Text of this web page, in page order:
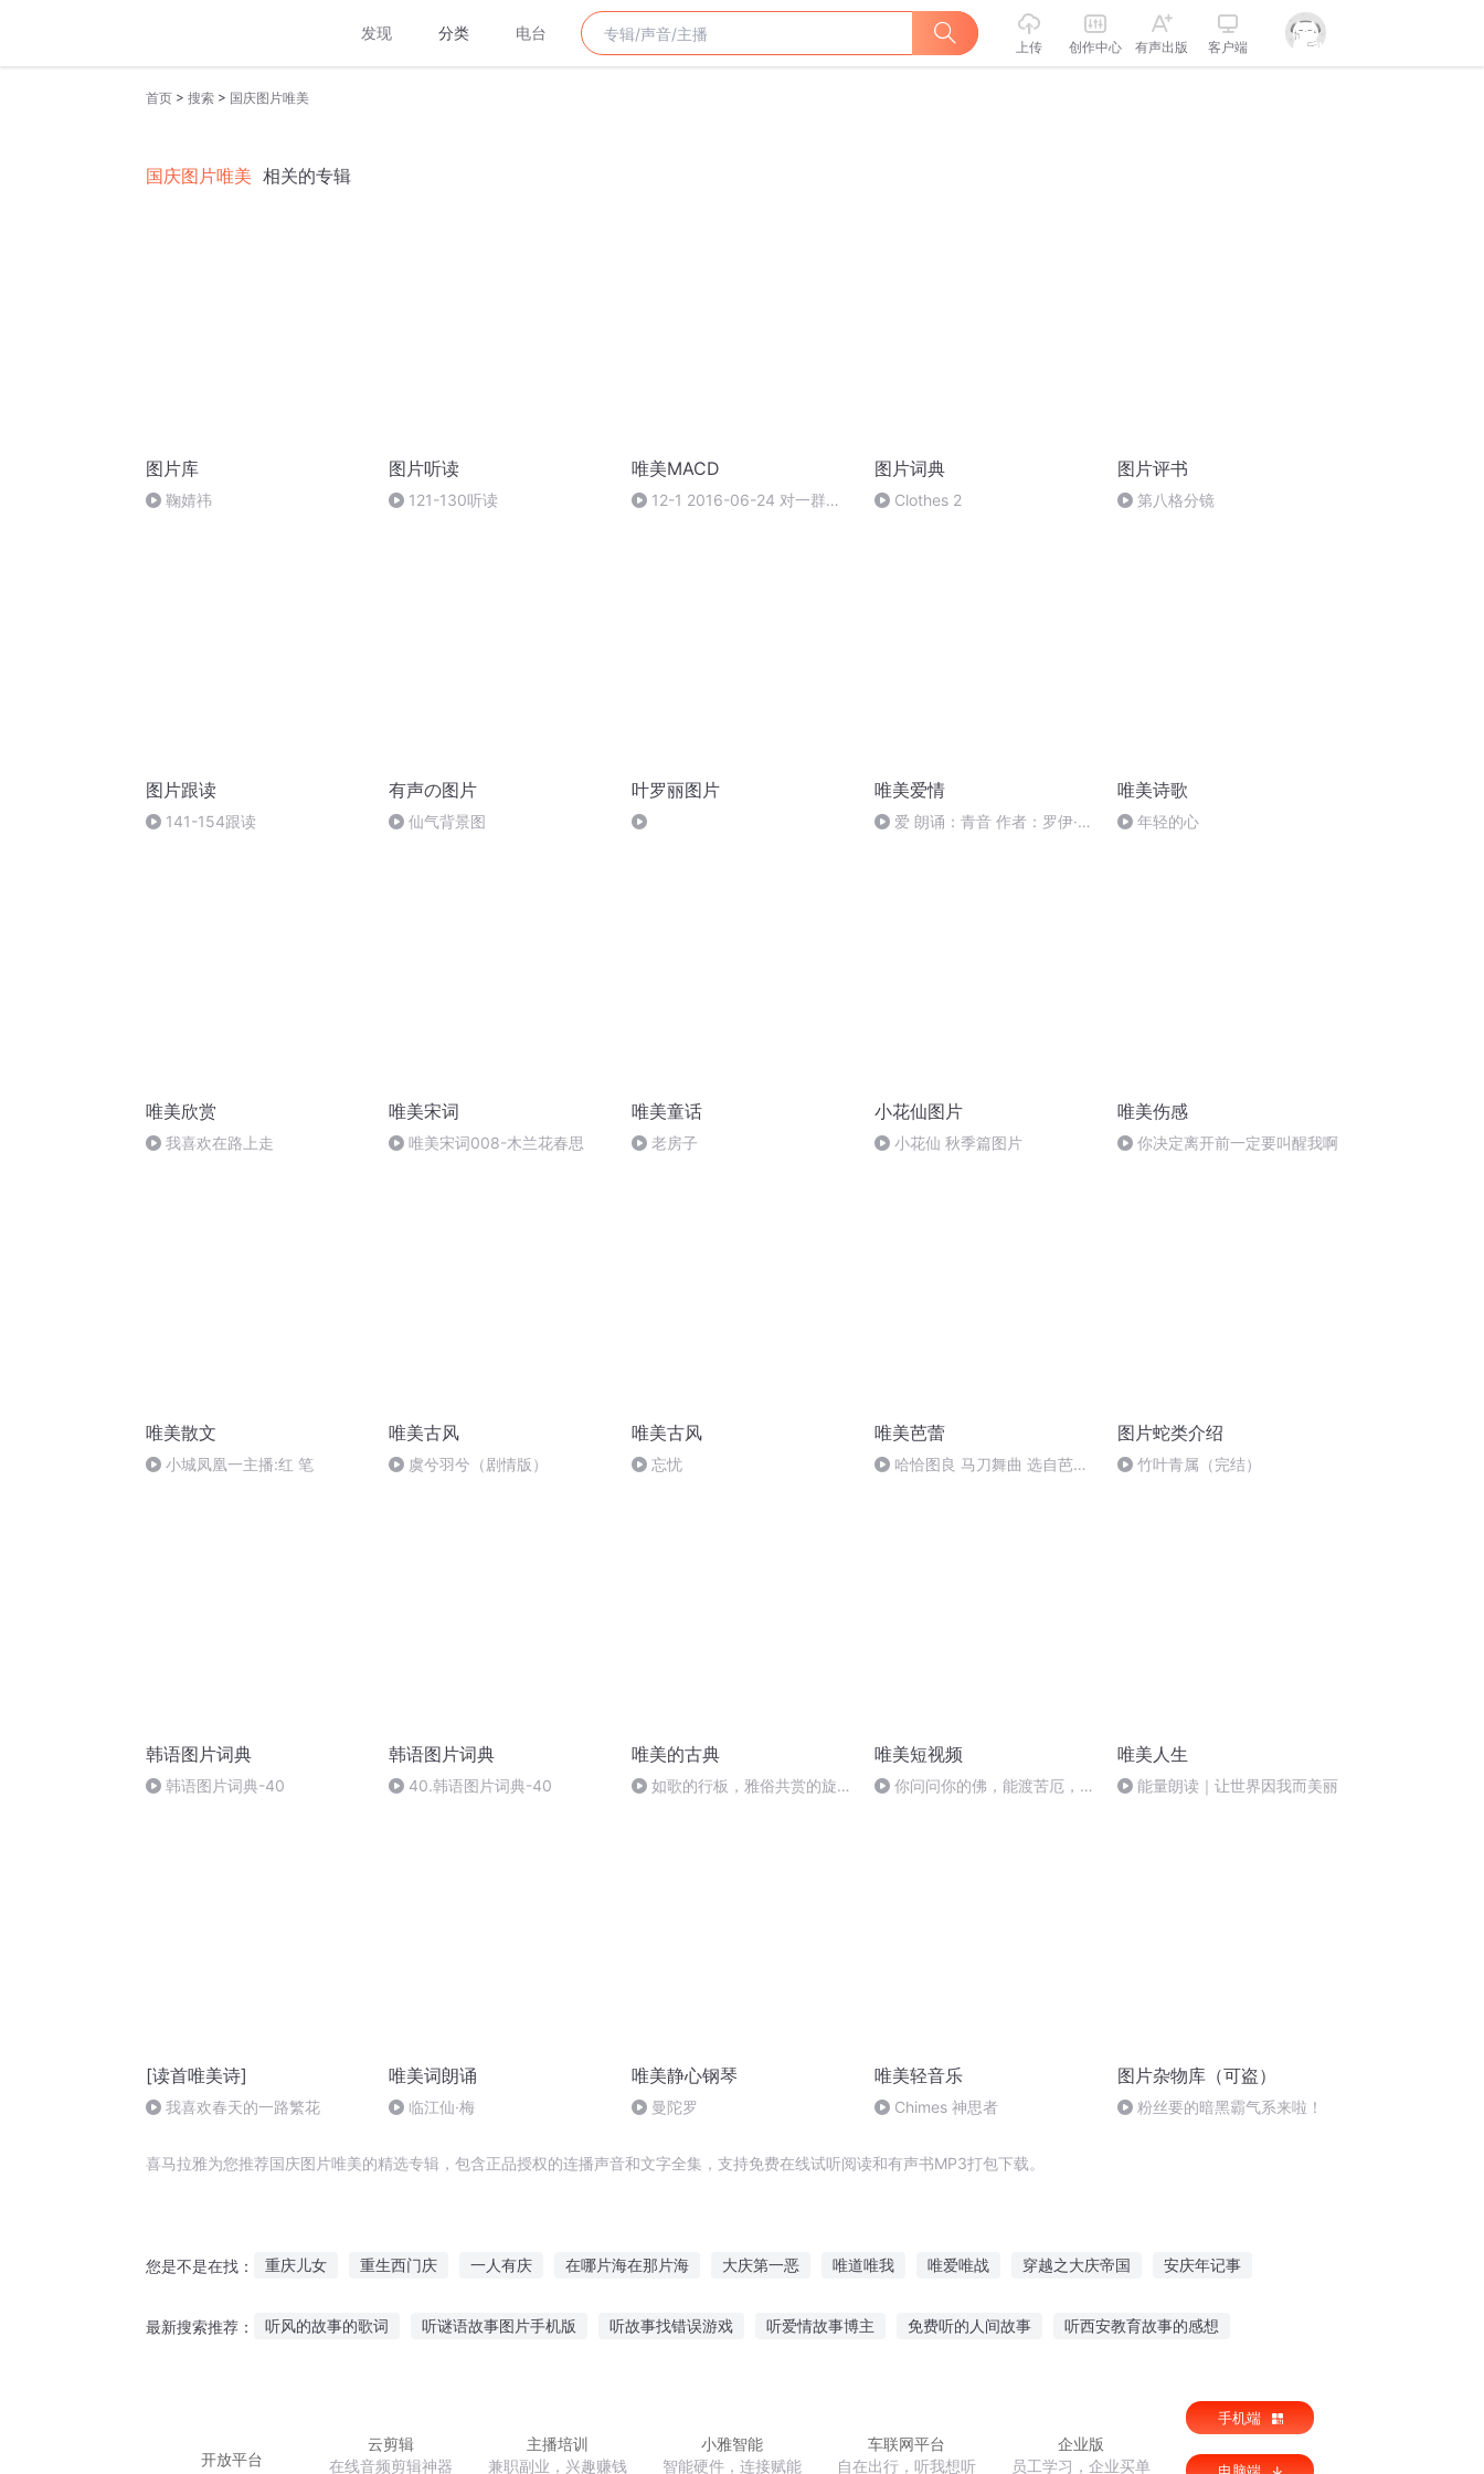
发现 分类 电台
上传 创作中心 有声出版 客户端
首页 > 搜索 > 国庆图片唯美
国庆图片唯美 相关的专辑
图片库
鞠婧祎
图片听读
121-130听读
唯美MACD
12-1 2016-06-24 对一群人
图片词典
Clothes 2
图片评书
第八格分镜
图片跟读
141-154跟读
有声の图片
仙气背景图
叶罗丽图片 唯美爱情
爱 朗诵：青音 作者：罗伊·克
唯美诗歌
年轻的心
唯美欣赏
我喜欢在路上走
唯美宋词
唯美宋词008-木兰花春思
唯美童话
老房子
小花仙图片
小花仙 秋季篇图片
唯美伤感
你决定离开前一定要叫醒我啊
唯美散文
小城凤凰一主播:红 笔
唯美古风
虞兮羽兮（剧情版）
唯美古风
忘忧
唯美芭蕾
哈恰图良 马刀舞曲 选自芭蕾
图片蛇类介绍
竹叶青属（完结）
韩语图片词典
韩语图片词典-40
韩语图片词典
40.韩语图片词典-40
唯美的古典
如歌的行板，雅俗共赏的旋律
唯美短视频
你问问你的佛，能渡苦厄，何
唯美人生
能量朗读｜让世界因我而美丽
[读首唯美诗]
我喜欢春天的一路繁花
唯美词朗诵
临江仙·梅
唯美静心钢琴
曼陀罗
唯美轻音乐
Chimes 神思者
图片杂物库（可盗）
粉丝要的暗黑霸气系来啦！
喜马拉雅为您推荐国庆图片唯美的精选专辑，包含正品授权的连播声音和文字全集，支持免费在线试听阅读和有声书MP3打包下载。
您是不是在找： 重庆儿女 重生西门庆 一人有庆 在哪片海在那片海 大庆第一恶 唯道唯我 唯爱唯战 穿越之大庆帝国 安庆年记事
最新搜索推荐： 听风的故事的歌词 听谜语故事图片手机版 听故事找错误游戏 听爱情故事博主 免费听的人间故事 听西安教育故事的感想
开放平台
云剪辑
在线音频剪辑神器
主播培训
兼职副业，兴趣赚钱
小雅智能
智能硬件，连接赋能
车联网平台
自在出行，听我想听
企业版
员工学习，企业买单
手机端